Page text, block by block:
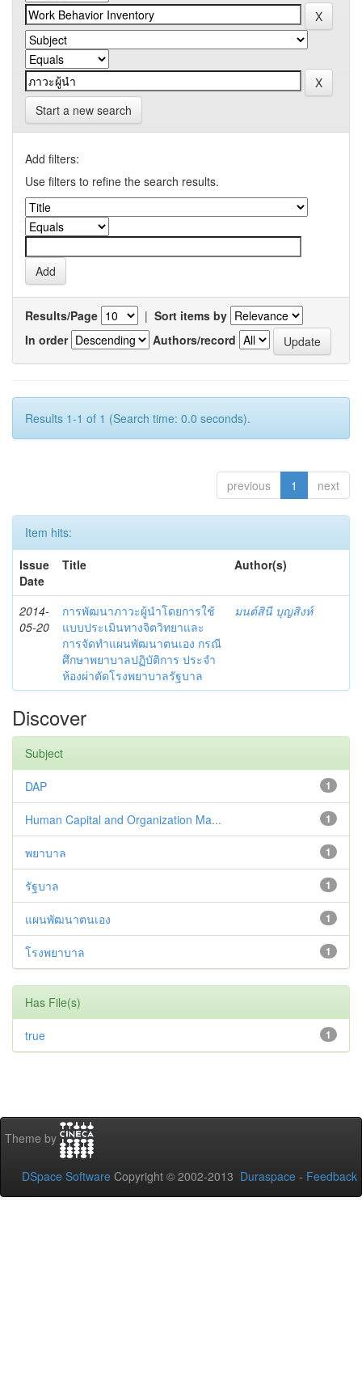
Start a new search
Add filters:
Use filters to refine the search results.
Results/Page | Sort items by
In order
Authors/record
Results 1-1 of 1 (Search time: 0.0 seconds).
previous 1 next
Item hits:
Issue
Date
Title Author(s)
2014-
05-20
การพัฒนาภาวะผู้นำโดยการใช้
แบบประเมินทางจิตวิทยาและ
การจัดทำแผนพัฒนาตนเอง กรณี
ศึกษาพยาบาลปฏิบัติการ ประจำ
ห้องผ่าตัดโรงพยาบาลรัฐบาล
มนต์สินี บุญสิงห์
Discover
Subject
1
DAP
1
Human Capital and Organization Ma...
1
พยาบาล
1
รัฐบาล
1
แผนพัฒนาตนเอง
1
โรงพยาบาล
Has File(s)
1
true
Theme by
DSpace Software Copyright © 2002-2013 Duraspace - Feedback